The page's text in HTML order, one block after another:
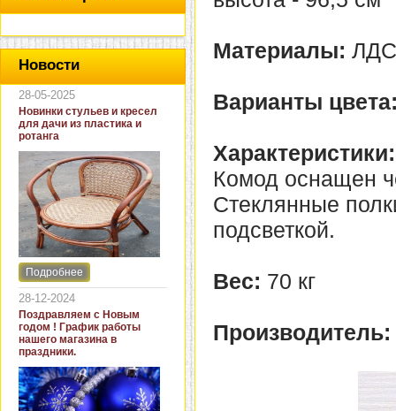
Новости
28-05-2025
Новинки стульев и кресел
для дачи из пластика и
ротанга
Интернет-магазин "Кровать
и диван" представляет
новинки стульев и кресел
для дачи. В ассортименте
представлены как
бюджетные модели из
пластика для дачи, так и
кресла для загородных
домов из натурального и
искусственного ротанга.
Подробнее
28-12-2024
Поздравляем с Новым
годом ! График работы
нашего магазина в
праздники.
Материалы:
Варианты
Характеристики:
Комод оснащен
Стеклянные
подсветкой.
Вес: 70 кг
Производитель: